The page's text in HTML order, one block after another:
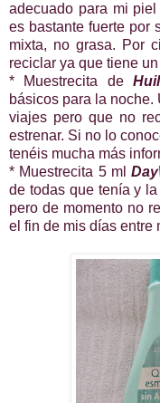
adecuado para mi
es bastante fuerte por
mixta, no grasa. Por
reciclar ya que tiene
* Muestrecita de
básicos para la
viajes pero que no
estrenar. Si no lo
tenéis mucha más
* Muestrecita 5 ml
de todas que tenía y
pero de momento no
el fin de mis días entre